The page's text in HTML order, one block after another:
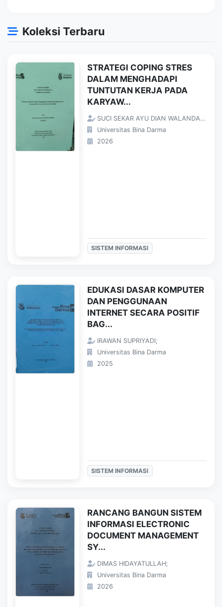
Koleksi Terbaru
STRATEGI COPING STRES
DALAM MENGHADAPI
TUNTUTAN KERJA PADA
KARYAW...
SUCI SEKAR AYU DIAN WALANDARI;
Universitas Bina Darma
2026
SISTEM INFORMASI
EDUKASI DASAR KOMPUTER
DAN PENGGUNAAN
INTERNET SECARA POSITIF
BAG...
IRAWAN SUPRIYADI;
Universitas Bina Darma
2025
SISTEM INFORMASI
RANCANG BANGUN SISTEM
INFORMASI ELECTRONIC
DOCUMENT MANAGEMENT
SY...
DIMAS HIDAYATULLAH;
Universitas Bina Darma
2026